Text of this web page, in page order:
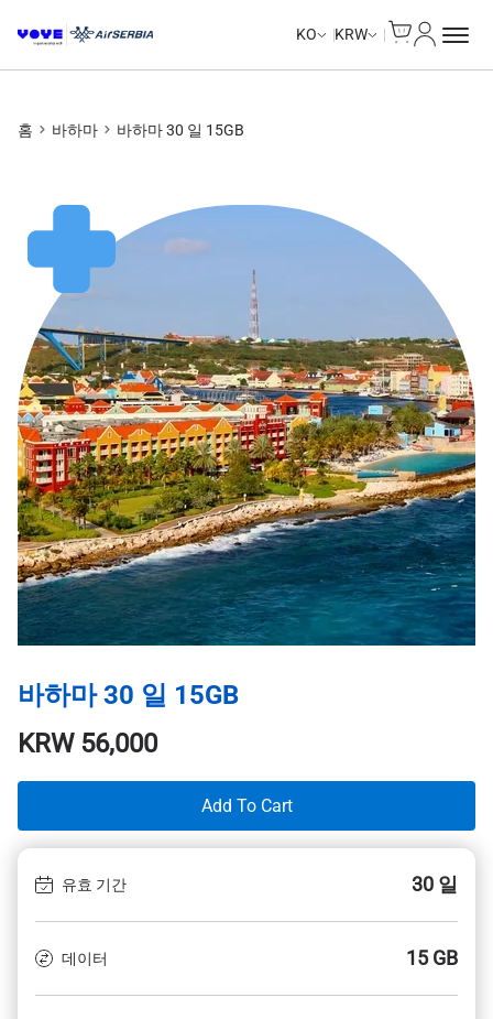
KO KRW
홈 바하마 바하마 30 일 15GB
바하마 30 일 15GB
KRW56,000
Add To Cart
유효 기간 30 일
데이터 15 GB